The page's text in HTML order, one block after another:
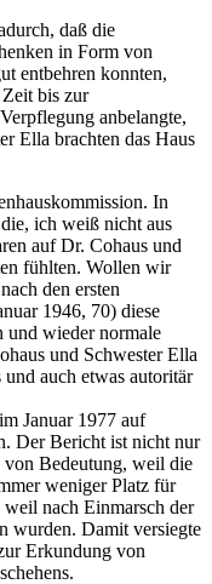
daß die
in Form von
entbehren konnten,
bis zur
anbelangte,
Ella brachten das Haus
In
ich weiß nicht aus
auf Dr. Cohaus und
fühlten. Wollen wir
den ersten
1946, 70) diese
und wieder normale
und Schwester Ella
auch etwas autoritär
Januar 1977 auf
Der Bericht ist nicht nur
von Bedeutung, weil die
weniger Platz für
nach Einmarsch der
wurden. Damit versiegte
Erkundung von